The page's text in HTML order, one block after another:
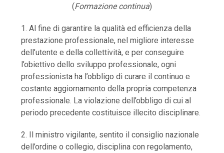
(Formazione continua)
1. Al fine di garantire la qualità ed efficienza della
prestazione professionale, nel migliore interesse
dell’utente e della collettività, e per conseguire
l’obiettivo dello sviluppo professionale, ogni
professionista ha l’obbligo di curare il continuo e
costante aggiornamento della propria competenza
professionale. La violazione dell’obbligo di cui al
periodo precedente costituisce illecito disciplinare.
2. Il ministro vigilante, sentito il consiglio nazionale
dell’ordine o collegio, disciplina con regolamento,